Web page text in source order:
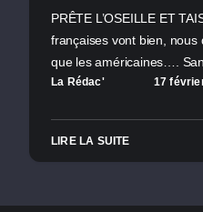
PRÊTE L’OSEILLE ET
françaises vont bien, nous
que les américaines….
La Rédac' 17
LIRE LA SUITE